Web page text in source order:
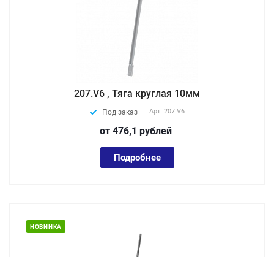
207.V6 , Тяга круглая 10мм
Под заказ Арт. 207.V6
от 476,1 рублей
Подробнее
НОВИНКА